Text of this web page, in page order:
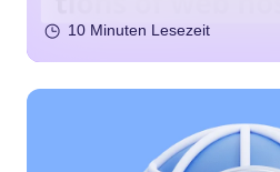
10 Minuten Lesezeit